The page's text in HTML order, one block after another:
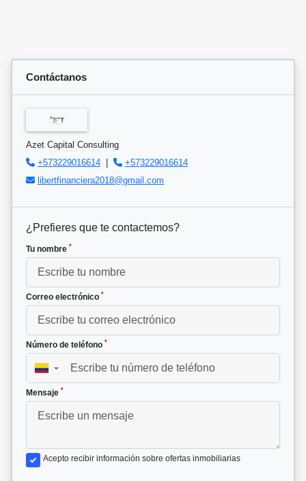
Contáctanos
Azet Capital Consulting
+573229016614 |
+573229016614
libertfinanciera2018@gmail.com
¿Prefieres que te contactemos?
Tu nombre *
Correo electrónico *
Número de teléfono *
▼
Mensaje *
Acepto recibir información sobre ofertas inmobiliarias